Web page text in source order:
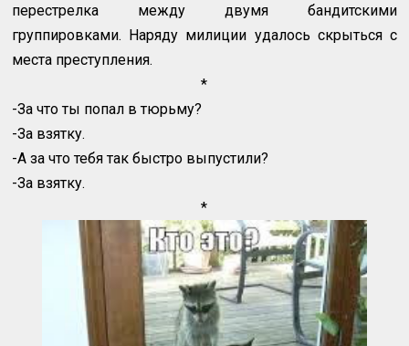
перестрелка между двумя бандитскими
группировками. Наряду милиции удалось скрыться с
места преступления.
*
-За что ты попал в тюрьму?
-За взятку.
-А за что тебя так быстро выпустили?
-За взятку.
*